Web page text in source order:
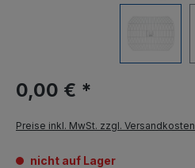
0,00 € *
Preise inkl. MwSt. zzgl. Versandkosten
nicht auf Lager